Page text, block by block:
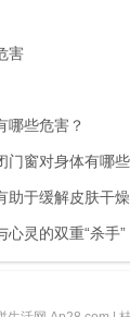
害
哪些危害？
门窗对身体有哪
助于缓解皮肤干燥
心灵的双重“杀手”